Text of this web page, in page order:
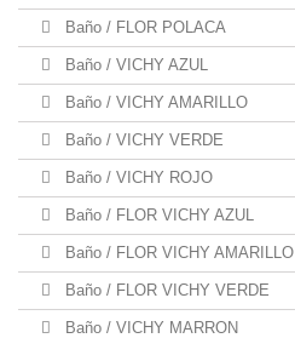
Baño / FLOR POLACA
Baño / VICHY AZUL
Baño / VICHY AMARILLO
Baño / VICHY VERDE
Baño / VICHY ROJO
Baño / FLOR VICHY AZUL
Baño / FLOR VICHY AMARILLO
Baño / FLOR VICHY VERDE
Baño / VICHY MARRON